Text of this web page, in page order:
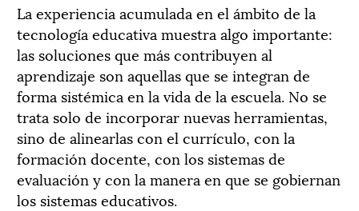
La experiencia acumulada en el ámbito de la
tecnología educativa muestra algo importante:
las soluciones que más contribuyen al
aprendizaje son aquellas que se integran de
forma sistémica en la vida de la escuela. No se
trata solo de incorporar nuevas herramientas,
sino de alinearlas con el currículo, con la
formación docente, con los sistemas de
evaluación y con la manera en que se gobiernan
los sistemas educativos.